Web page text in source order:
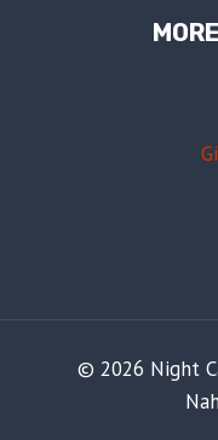
© 2026 Night